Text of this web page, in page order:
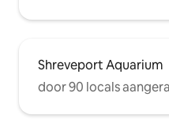
Shreveport Aquarium
door 90 locals